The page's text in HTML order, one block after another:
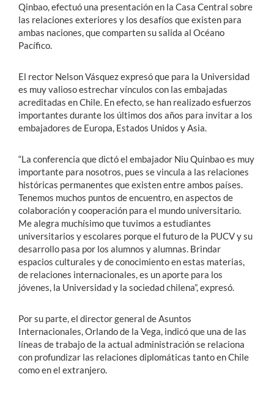
Qinbao, efectuó una presentación en la Casa Central sobre
las relaciones exteriores y los desafíos que existen para
ambas naciones, que comparten su salida al Océano
Pacífico.
El rector Nelson Vásquez expresó que para la Universidad
es muy valioso estrechar vínculos con las embajadas
acreditadas en Chile. En efecto, se han realizado esfuerzos
importantes durante los últimos dos años para invitar a los
embajadores de Europa, Estados Unidos y Asia.
“La conferencia que dictó el embajador Niu Quinbao es muy
importante para nosotros, pues se vincula a las relaciones
históricas permanentes que existen entre ambos países.
Tenemos muchos puntos de encuentro, en aspectos de
colaboración y cooperación para el mundo universitario.
Me alegra muchísimo que tuvimos a estudiantes
universitarios y escolares porque el futuro de la PUCV y su
desarrollo pasa por los alumnos y alumnas. Brindar
espacios culturales y de conocimiento en estas materias,
de relaciones internacionales, es un aporte para los
jóvenes, la Universidad y la sociedad chilena”, expresó.
Por su parte, el director general de Asuntos
Internacionales, Orlando de la Vega, indicó que una de las
líneas de trabajo de la actual administración se relaciona
con profundizar las relaciones diplomáticas tanto en Chile
como en el extranjero.